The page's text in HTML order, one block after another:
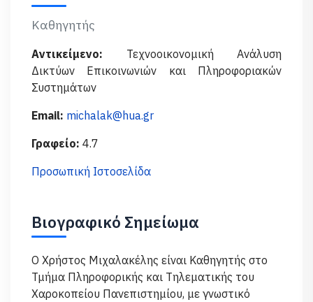
Καθηγητής
Αντικείμενο: Τεχνοοικονομική Ανάλυση
Δικτύων Επικοινωνιών και Πληροφοριακών
Συστημάτων
Email: michalak@hua.gr
Γραφείο: 4.7
Προσωπική Ιστοσελίδα
Βιογραφικό Σημείωμα
Ο Χρήστος Μιχαλακέλης είναι Καθηγητής στο
Τμήμα Πληροφορικής και Τηλεματικής του
Χαροκοπείου Πανεπιστημίου, με γνωστικό